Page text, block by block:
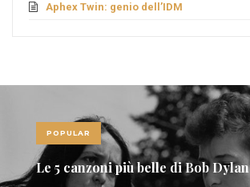
Aphex Twin: genio dell’IDM
POPULAR
Le 5 canzoni più belle di Bob Dylan